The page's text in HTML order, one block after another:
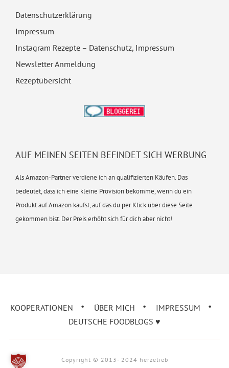
Datenschutzerklärung
Impressum
Instagram Rezepte – Datenschutz, Impressum
Newsletter Anmeldung
Rezeptübersicht
AUF MEINEN SEITEN BEFINDET SICH WERBUNG
Als Amazon-Partner verdiene ich an qualifizierten Käufen. Das
bedeutet, dass ich eine kleine Provision bekomme, wenn du ein
Produkt auf Amazon kaufst, auf das du per Klick über diese Seite
gekommen bist. Der Preis erhöht sich für dich aber nicht!
KOOPERATIONEN ÜBER MICH
IMPRESSUM
DEUTSCHE FOODBLOGS ♥︎
Copyright © 2013- 2024 herzelieb